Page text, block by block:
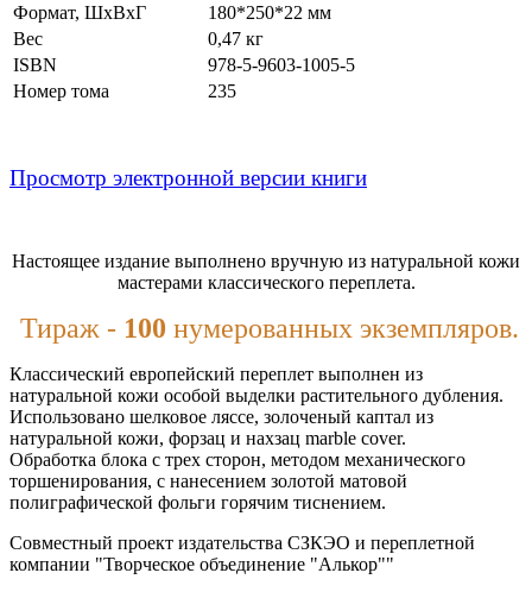
Формат, ШхВхГ
180*250*22 мм
Вес
0,47 кг
ISBN
978-5-9603-1005-5
Номер тома
235
Просмотр электронной версии книги
Настоящее издание выполнено вручную из натуральной кожи
мастерами классического переплета.
Тираж - 100 нумерованных экземпляров.
Классический европейский переплет выполнен из
натуральной кожи особой выделки растительного дубления.
Использовано шелковое ляссе, золоченый каптал из
натуральной кожи, форзац и нахзац marble cover.
Обработка блока с трех сторон, методом механического
торшенирования, с нанесением золотой матовой
полиграфической фольги горячим тиснением.
Совместный проект издательства СЗКЭО и переплетной
компании "Творческое объединение "Алькор""